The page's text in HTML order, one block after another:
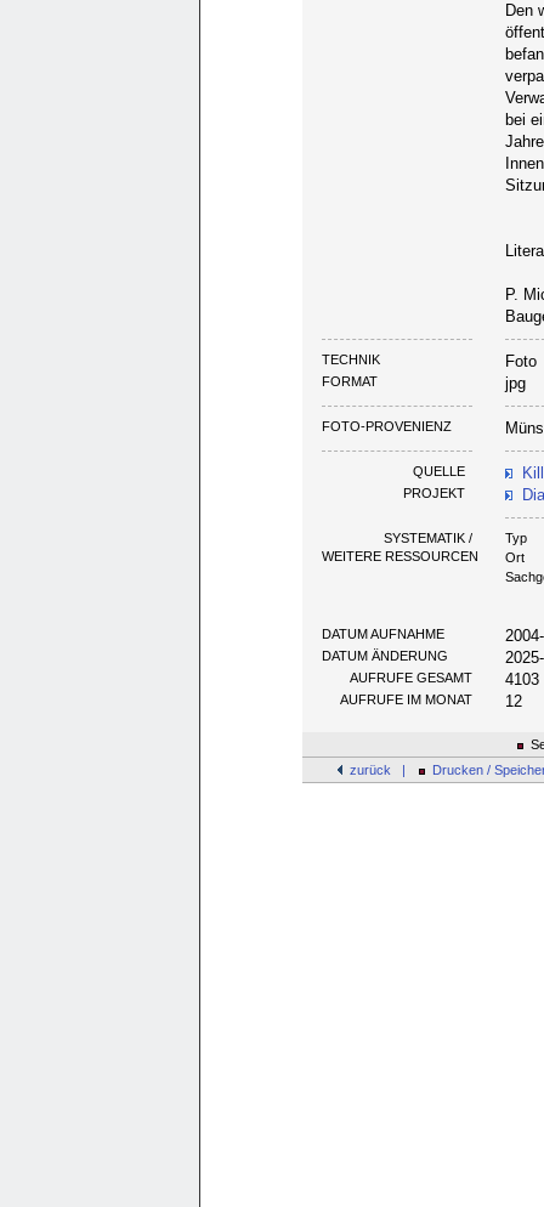
Den
bei
P.
TECHNIK Foto
FORMAT jpg
FOTO-PROVENIENZ
QUELLE
PROJEKT
SYSTEMATIK /
WEITERE RESSOURCEN
Typ
Ort
DATUM AUFNAHME
DATUM ÄNDERUNG
AUFRUFE GESAMT 4103
AUFRUFE IM MONAT 12
zurück |
Drucken /